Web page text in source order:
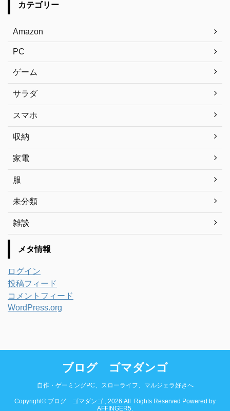
カテゴリー
Amazon
PC
ゲーム
サラダ
スマホ
収納
家電
服
未分類
雑談
メタ情報
ログイン
投稿フィード
コメントフィード
WordPress.org
ブログ ゴマダンゴ
自作・ゲーミングPC、スローライフ、マルジェラ好きへ
Copyright© ブログ ゴマダンゴ , 2026 All Rights Reserved Powered by
AFFINGER5.